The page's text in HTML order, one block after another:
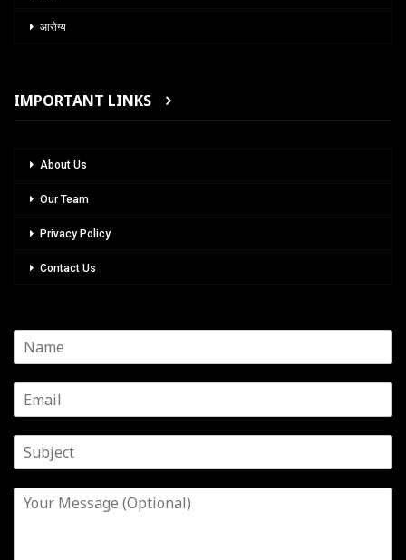
आरोग्य
IMPORTANT LINKS
About Us
Our Team
Privacy Policy
Contact Us